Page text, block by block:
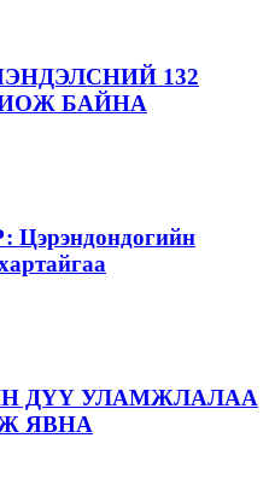
132
БАЙНА
ДҮҮ УЛАМЖЛАЛАА
ЯВНА